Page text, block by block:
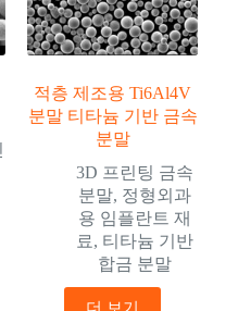
적층 제조용 Ti6Al4V
분말 티타늄 기반 금속
분말
3D 프린팅 금속
분말, 정형외과
용 임플란트 재
료, 티타늄 기반
합금 분말